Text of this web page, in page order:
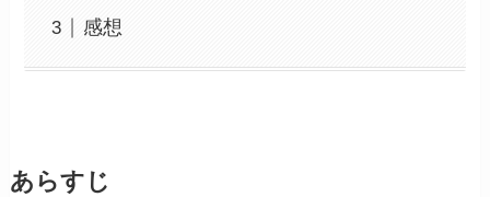
感想
あらすじ